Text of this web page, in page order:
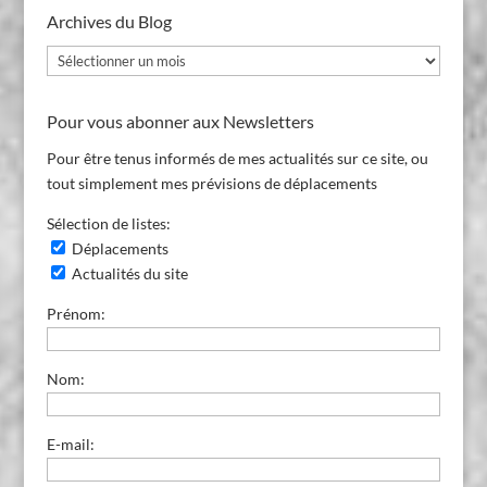
Archives du Blog
Archives
du
Pour vous abonner aux Newsletters
Pour être tenus informés de mes actualités sur ce site, ou
tout simplement mes prévisions de déplacements
Sélection de listes:
Déplacements
Actualités du site
Prénom:
Nom:
E-mail: